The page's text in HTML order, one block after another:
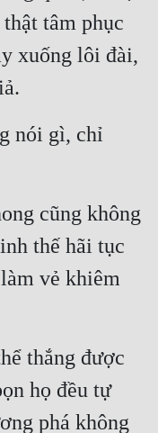
tâm phục
xuống lôi đài,
nói gì, chỉ
cũng không
thế hãi tục
vẻ khiêm
thắng được
họ đều tự
phá không